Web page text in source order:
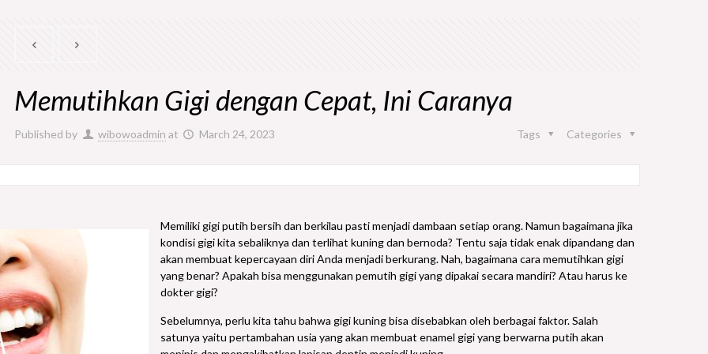
Memutihkan Gigi dengan Cepat, Ini Caranya
Published by wibowoadmin at March 24, 2023 Categories
Tags
Memiliki gigi putih bersih dan berkilau pasti menjadi dambaan setiap orang. Namun bagaimana jika
kondisi gigi kita sebaliknya dan terlihat kuning dan bernoda? Tentu saja tidak enak dipandang dan
akan membuat kepercayaan diri Anda menjadi berkurang. Nah, bagaimana cara memutihkan gigi
yang benar? Apakah bisa menggunakan pemutih gigi yang dipakai secara mandiri? Atau harus ke
dokter gigi?
Sebelumnya, perlu kita tahu bahwa gigi kuning bisa disebabkan oleh berbagai faktor. Salah
satunya yaitu pertambahan usia yang akan membuat enamel gigi yang berwarna putih akan